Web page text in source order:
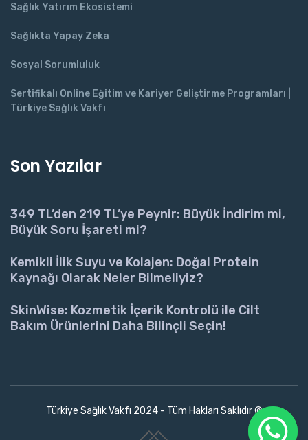
Sağlık Yatırım Ekosistemi
Sağlıkta Yapay Zeka
Sosyal Sorumluluk
Sertifikalı Online Eğitim ve Kariyer Geliştirme Programları |
Türkiye Sağlık Vakfı
Son Yazılar
349 TL’den 219 TL’ye Peynir: Büyük İndirim mi,
Büyük Soru İşareti mi?
Kemikli İlik Suyu ve Kolajen: Doğal Protein
Kaynağı Olarak Neler Bilmeliyiz?
SkinWise: Kozmetik İçerik Kontrolü ile Cilt
Bakım Ürünlerini Daha Bilinçli Seçin!
Türkiye Sağlık Vakfı 2024 - Tüm Hakları Saklıdır ©